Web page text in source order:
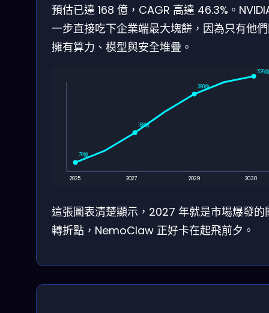
預估已達 168 億，CAGR 高達 46.3%。
一步直接吃下企業端最大塊餅，因為只有他
擁有算力、模型與安全堆疊。
2025 2027 2029 2030
78億
168億
380億
526億
這張圖表清楚顯示，2027 年就是市場爆發的
轉折點，NemoClaw 正好卡在起飛前夕。